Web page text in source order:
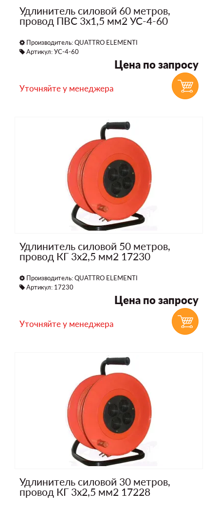
Удлинитель силовой 60 метров,
провод ПВС 3х1,5 мм2 УС-4-60
Производитель:QUATTRO ELEMENTI
Артикул: УС-4-60
Цена по запросу
Уточняйте у менеджера
Удлинитель силовой 50 метров,
провод КГ 3х2,5 мм2 17230
Производитель:QUATTRO ELEMENTI
Артикул: 17230
Цена по запросу
Уточняйте у менеджера
Удлинитель силовой 30 метров,
провод КГ 3х2,5 мм2 17228